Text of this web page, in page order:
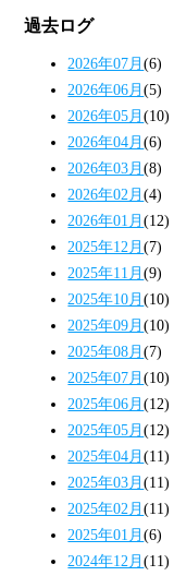
過去ログ
2026年07月(6)
2026年06月(5)
2026年05月(10)
2026年04月(6)
2026年03月(8)
2026年02月(4)
2026年01月(12)
2025年12月(7)
2025年11月(9)
2025年10月(10)
2025年09月(10)
2025年08月(7)
2025年07月(10)
2025年06月(12)
2025年05月(12)
2025年04月(11)
2025年03月(11)
2025年02月(11)
2025年01月(6)
2024年12月(11)